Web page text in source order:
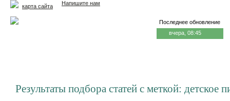
Напишите нам
карта сайта
Последнее обновление
вчера, 08:45
Результаты подбора статей с меткой: детское